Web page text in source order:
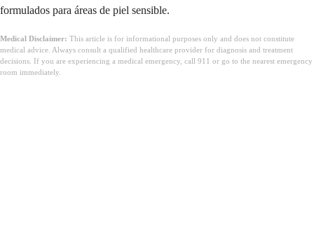
formulados para áreas de piel sensible.
Medical Disclaimer: This article is for informational purposes only and does not constitute
medical advice. Always consult a qualified healthcare provider for diagnosis and treatment
decisions. If you are experiencing a medical emergency, call 911 or go to the nearest emergency
room immediately.